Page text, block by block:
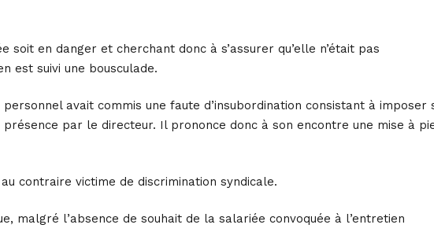
en danger et cherchant donc à s’assurer qu’elle n’était pas
est suivi une bousculade.
avait commis une faute d’insubordination consistant à imposer
par le directeur. Il prononce donc à son encontre une mise à
contraire victime de discrimination syndicale.
malgré l’absence de souhait de la salariée convoquée à l’entretien